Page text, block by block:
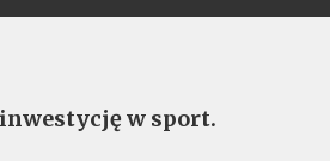
w sport.